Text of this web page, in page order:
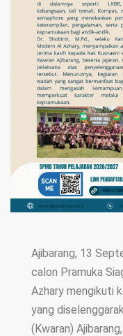
Ajibarang, 13
calon Pramuka
Azhary mengikuti
yang
(Kwaran)